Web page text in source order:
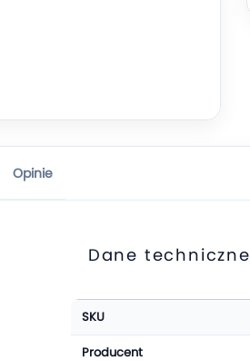
Opinie
Dane techniczne
Więcej
informacji
SKU
Producent